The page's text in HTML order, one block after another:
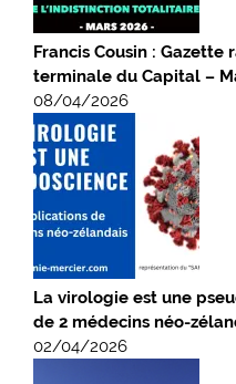
Francis Cousin :
terminale du Capital –
08/04/2026
La virologie est une
de 2 médecins néo-
02/04/2026